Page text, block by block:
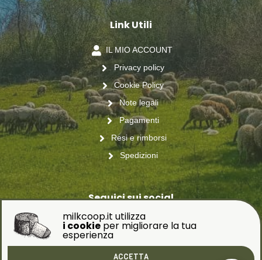
Link Utili
IL MIO ACCOUNT
Privacy policy
Cookie Policy
Note legali
Pagamenti
Resi e rimborsi
Spedizioni
Seguici sui social
milkcoop.it utilizza
i cookieper migliorare la tua
esperienza
ACCETTA